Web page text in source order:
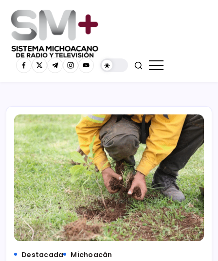
Destacada Michoacán